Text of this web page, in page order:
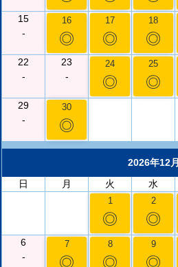
15
-
16
◎
17
◎
18
◎
22
-
23
-
24
◎
25
◎
29
-
30
◎
2026年12月
日
月 火 水
1
◎
2
◎
6
-
7
◎
8
◎
9
◎